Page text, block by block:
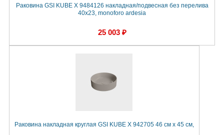
Раковина GSI KUBE X 9484126 накладная/подвесная без перелива
40x23, monoforo ardesia
25 003 ₽
Раковина накладная круглая GSI KUBE X 942705 46 см х 45 см,